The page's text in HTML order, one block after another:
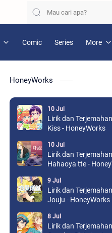
Comic Series More
HoneyWorks
10 Jul
Lirik dan
Kiss - HoneyWorks
10 Jul
Lirik dan Terjemahan
Hahaoya tte -
9 Jul
Lirik dan
Jouju - HoneyWorks
8 Jul
Lirik dan Terjemahan